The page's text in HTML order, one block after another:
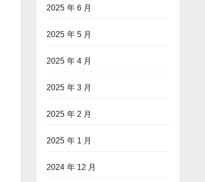
2025 年 6 月
2025 年 5 月
2025 年 4 月
2025 年 3 月
2025 年 2 月
2025 年 1 月
2024 年 12 月